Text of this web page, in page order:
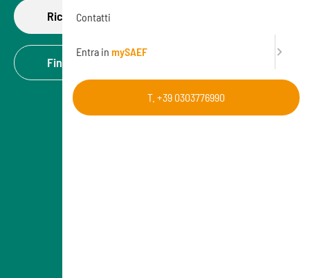
Richiedi di partecipare
Finanzia la formazione
Contatti
Entra in mySAEF
T. +39 0303776990